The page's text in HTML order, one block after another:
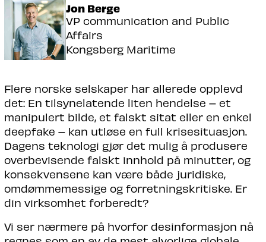
Jon Berge
VP communication and Public
Affairs
Kongsberg Maritime
Flere norske selskaper har allerede opplevd
det: En tilsynelatende liten hendelse – et
manipulert bilde, et falskt sitat eller en enkel
deepfake – kan utløse en full krisesituasjon.
Dagens teknologi gjør det mulig å produsere
overbevisende falskt innhold på minutter, og
konsekvensene kan være både juridiske,
omdømmemessige og forretningskritiske. Er
din virksomhet forberedt?
Vi ser nærmere på hvorfor desinformasjon nå